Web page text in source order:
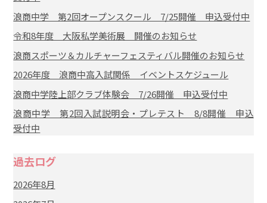
浪商中学 第2回オープンスクール 7/25開催 申込受付中
令和8年度 大阪私学美術展 開催のお知らせ
浪商スポーツ＆カルチャーフェスティバル開催のお知らせ
2026年度 浪商中高入試関係 イベントスケジュール
浪商中学陸上部クラブ体験会 7/26開催 申込受付中
浪商中学 第2回入試説明会・プレテスト 8/8開催 申込
受付中
過去ログ
2026年8月